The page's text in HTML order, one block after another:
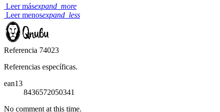
Leer másexpand_more
Leer menosexpand_less
Referencia 74023
Referencias específicas.
ean13
8436572050341
No comment at this time.